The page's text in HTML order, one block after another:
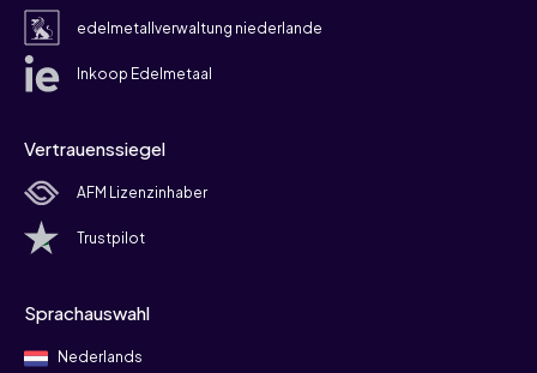
edelmetallverwaltung niederlande
Inkoop Edelmetaal
Vertrauenssiegel
AFM Lizenzinhaber
Trustpilot
Sprachauswahl
Nederlands